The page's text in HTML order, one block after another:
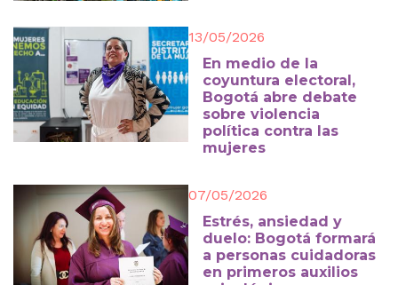
13/05/2026
En medio de la
coyuntura electoral,
Bogotá abre debate
sobre violencia
política contra las
mujeres
07/05/2026
Estrés, ansiedad y
duelo: Bogotá formará
a personas cuidadoras
en primeros auxilios